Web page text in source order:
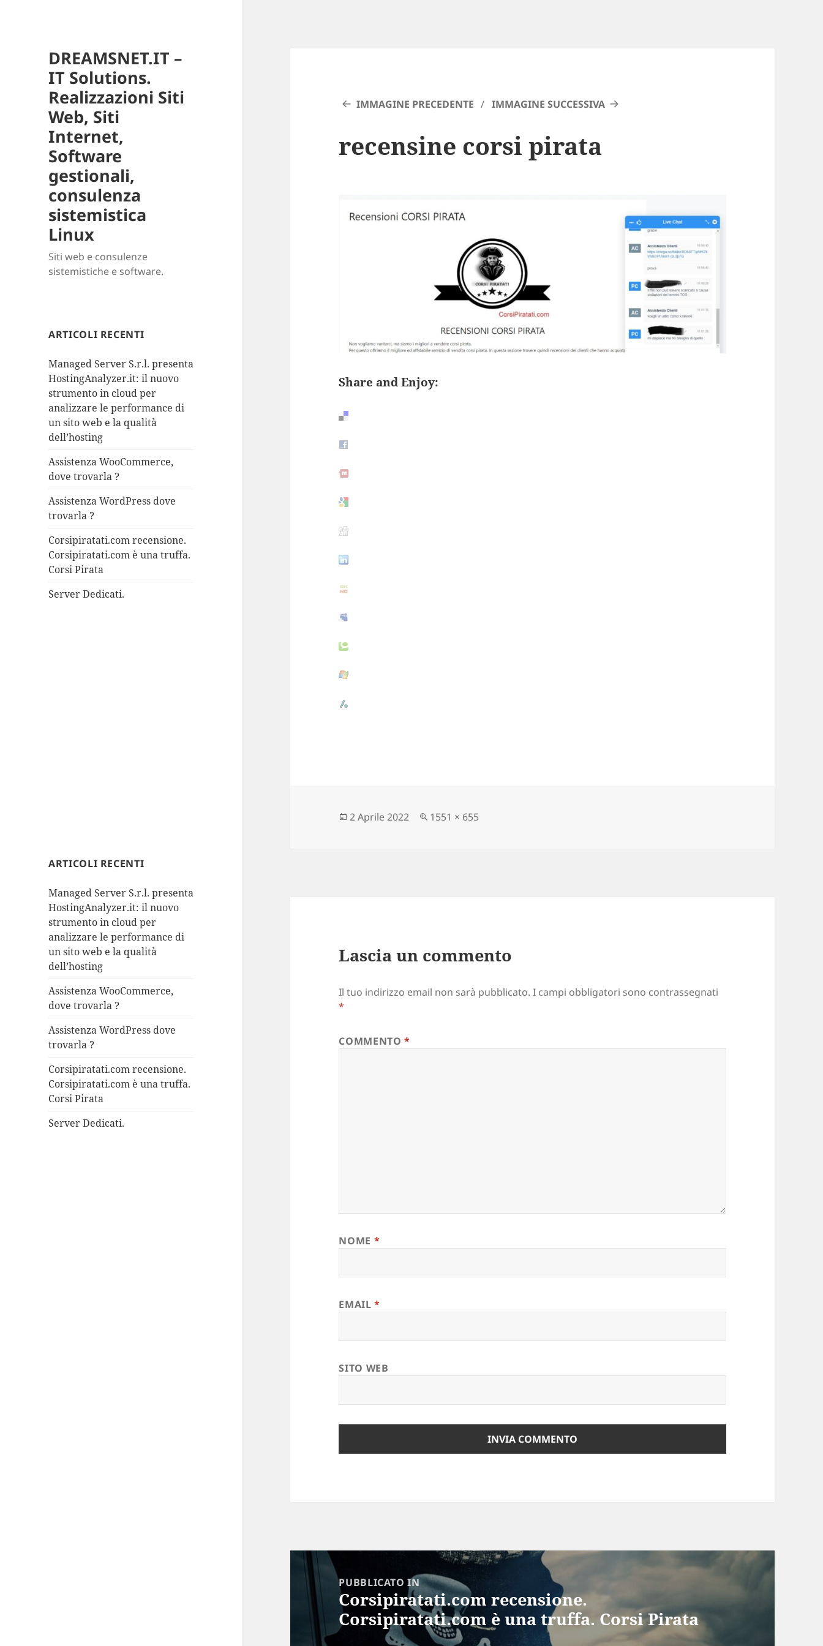
DREAMSNET.IT –
IT Solutions.
Realizzazioni Siti
Web, Siti
Internet,
Software
gestionali,
consulenza
sistemistica
Linux
Siti web e consulenze
sistemistiche e software.
ARTICOLI RECENTI
Managed Server S.r.l. presenta
HostingAnalyzer.it: il nuovo
strumento in cloud per
analizzare le performance di
un sito web e la qualità
dell’hosting
Assistenza WooCommerce,
dove trovarla ?
Assistenza WordPress dove
trovarla ?
Corsipiratati.com recensione.
Corsipiratati.com è una truffa.
Corsi Pirata
Server Dedicati.
ARTICOLI RECENTI
Managed Server S.r.l. presenta
HostingAnalyzer.it: il nuovo
strumento in cloud per
analizzare le performance di
un sito web e la qualità
dell’hosting
Assistenza WooCommerce,
dove trovarla ?
Assistenza WordPress dove
trovarla ?
Corsipiratati.com recensione.
Corsipiratati.com è una truffa.
Corsi Pirata
Server Dedicati.
IMMAGINE PRECEDENTE IMMAGINE SUCCESSIVA
recensine corsi pirata
Share and Enjoy:
Scritto
2 Aprile 2022
Dimensione
1551 × 655
Lascia un commento
Il tuo indirizzo email non sarà pubblicato. I campi obbligatori sono contrassegnati
*
COMMENTO*
NOME *
EMAIL*
SITO WEB
Navigazione
articoli
PUBBLICATO IN
Corsipiratati.com recensione.
Corsipiratati.com è una truffa. Corsi Pirata